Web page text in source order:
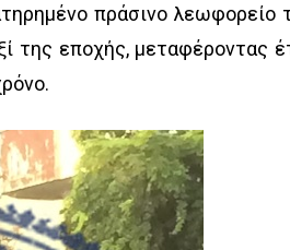
πράσινο λεωφορείο
της εποχής, μεταφέροντας